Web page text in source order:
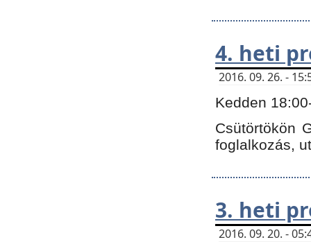
4. heti
2016. 09. 26. -
Kedden
Csütörtökön
foglalkozás,
3. heti
2016. 09. 20. -